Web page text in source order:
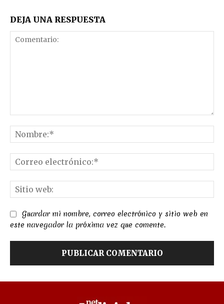
DEJA UNA RESPUESTA
Guardar mi nombre, correo electrónico y sitio web en
este navegador la próxima vez que comente.